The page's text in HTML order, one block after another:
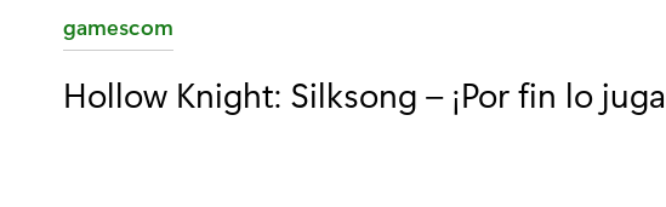
C
t
gamescom
Hollow Knight: Silksong – ¡Por fin lo